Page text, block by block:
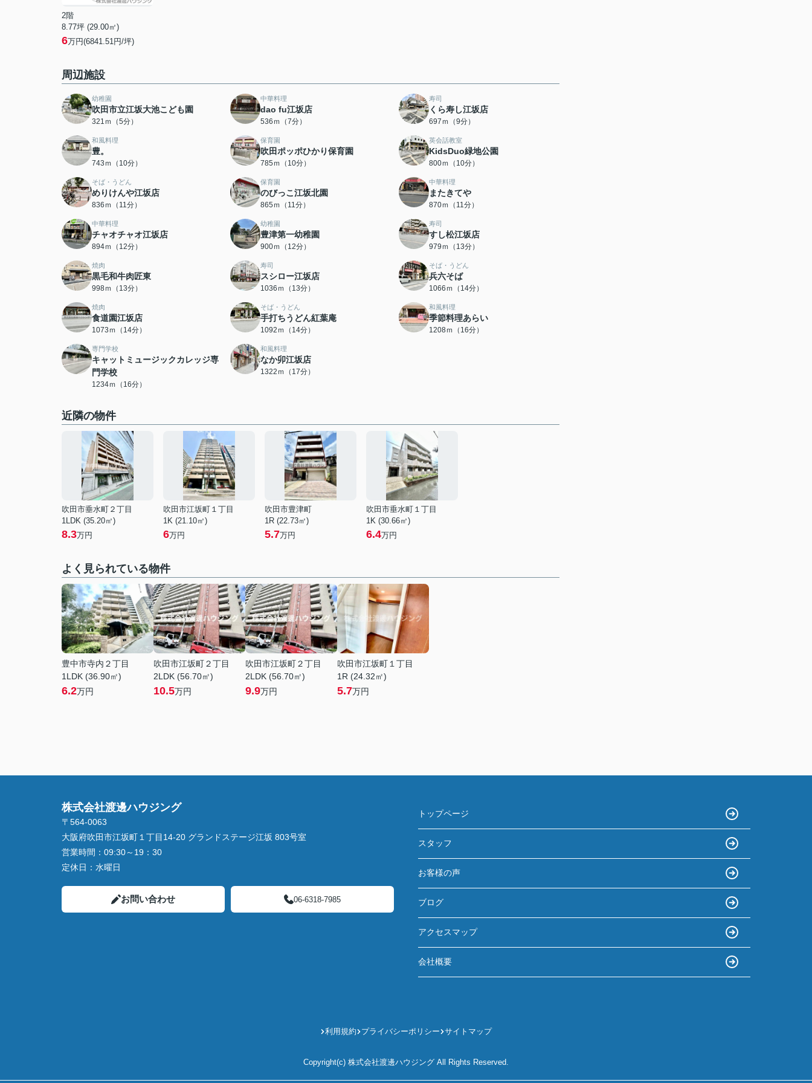
2階
8.77坪 (29.00㎡)
6万円(6841.51円/坪)
周辺施設
幼稚園
吹田市立江坂大池こども園
321ｍ（5分）
中華料理
dao fu江坂店
536ｍ（7分）
寿司
くら寿し江坂店
697ｍ（9分）
和風料理
豊。
743ｍ（10分）
保育園
吹田ポッポひかり保育園
785ｍ（10分）
英会話教室
KidsDuo緑地公園
800ｍ（10分）
そば・うどん
めりけんや江坂店
836ｍ（11分）
保育園
のびっこ江坂北園
865ｍ（11分）
中華料理
またきてや
870ｍ（11分）
中華料理
チャオチャオ江坂店
894ｍ（12分）
幼稚園
豊津第一幼稚園
900ｍ（12分）
寿司
すし松江坂店
979ｍ（13分）
焼肉
黒毛和牛肉匠東
998ｍ（13分）
寿司
スシロー江坂店
1036ｍ（13分）
そば・うどん
兵六そば
1066ｍ（14分）
焼肉
食道園江坂店
1073ｍ（14分）
そば・うどん
手打ちうどん紅葉庵
1092ｍ（14分）
和風料理
季節料理あらい
1208ｍ（16分）
専門学校
キャットミュージックカレッジ専
門学校
1234ｍ（16分）
和風料理
なか卯江坂店
1322ｍ（17分）
近隣の物件
吹田市垂水町２丁目
1LDK (35.20㎡)
8.3万円
吹田市江坂町１丁目
1K (21.10㎡)
6万円
吹田市豊津町
1R (22.73㎡)
5.7万円
吹田市垂水町１丁目
1K (30.66㎡)
6.4万円
よく見られている物件
豊中市寺内２丁目
1LDK (36.90㎡)
6.2万円
吹田市江坂町２丁目
2LDK (56.70㎡)
10.5万円
吹田市江坂町２丁目
2LDK (56.70㎡)
9.9万円
吹田市江坂町１丁目
1R (24.32㎡)
5.7万円
株式会社渡邊ハウジング
〒564-0063
大阪府吹田市江坂町１丁目14‐20 グランドステージ江坂 803号室
営業時間： 09:30～19：30
定休日： 水曜日
お問い合わせ 06-6318-7985
トップページ
スタッフ
お客様の声
ブログ
アクセスマップ
会社概要
利用規約 プライバシーポリシー サイトマップ
Copyright(c) 株式会社渡邊ハウジング All Rights Reserved.